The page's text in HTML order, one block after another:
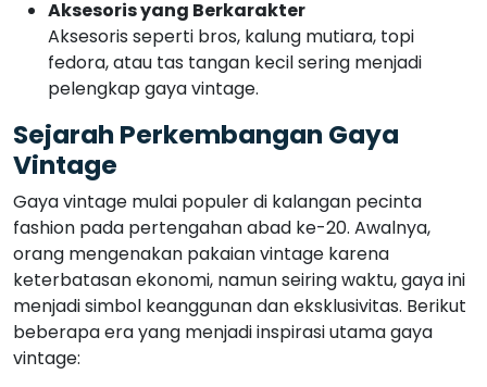
Aksesoris yang Berkarakter
Aksesoris seperti bros, kalung mutiara, topi
fedora, atau tas tangan kecil sering menjadi
pelengkap gaya vintage.
Sejarah Perkembangan Gaya
Vintage
Gaya vintage mulai populer di kalangan pecinta
fashion pada pertengahan abad ke-20. Awalnya,
orang mengenakan pakaian vintage karena
keterbatasan ekonomi, namun seiring waktu, gaya ini
menjadi simbol keanggunan dan eksklusivitas. Berikut
beberapa era yang menjadi inspirasi utama gaya
vintage: